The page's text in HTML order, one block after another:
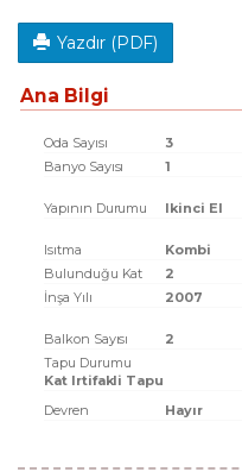
Yazdır (PDF)
Ana Bilgi
Oda Sayısı 3
Banyo Sayısı
1
Yapının Durumu
Ikinci El
Isıtma Kombi
Bulunduğu Kat
2
İnşa Yılı
2007
Balkon Sayısı
2
Tapu Durumu
Kat Irtifakli Tapu
Devren
Hayır